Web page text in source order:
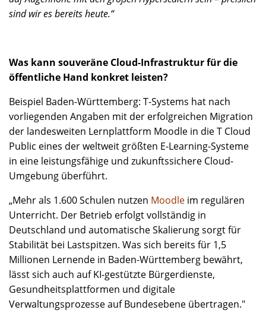
sind wir es bereits heute.“
Was kann souveräne Cloud-Infrastruktur für die
öffentliche Hand konkret leisten?
Beispiel Baden-Württemberg: T-Systems hat nach
vorliegenden Angaben mit der erfolgreichen Migration
der landesweiten Lernplattform Moodle in die T Cloud
Public eines der weltweit größten E-Learning-Systeme
in eine leistungsfähige und zukunftssichere Cloud-
Umgebung überführt.
„Mehr als 1.600 Schulen nutzen Moodle im regulären
Unterricht. Der Betrieb erfolgt vollständig in
Deutschland und automatische Skalierung sorgt für
Stabilität bei Lastspitzen. Was sich bereits für 1,5
Millionen Lernende in Baden-Württemberg bewährt,
lässt sich auch auf KI-gestützte Bürgerdienste,
Gesundheitsplattformen und digitale
Verwaltungsprozesse auf Bundesebene übertragen."